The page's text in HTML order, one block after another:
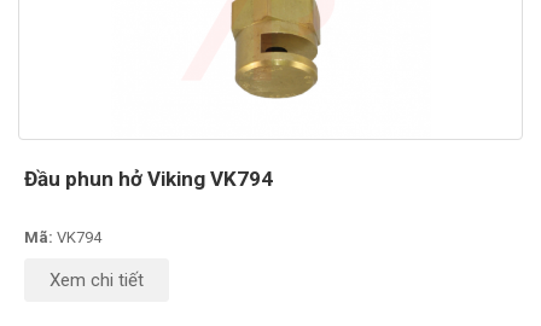
Đầu phun hở Viking VK794
Mã: VK794
Xem chi tiết